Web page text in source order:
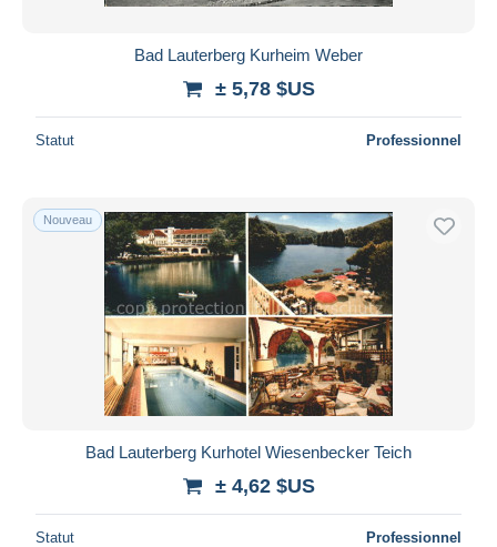
Bad Lauterberg Kurheim Weber
± 5,78 $US
Statut Professionnel
Nouveau
Bad Lauterberg Kurhotel Wiesenbecker Teich
± 4,62 $US
Statut Professionnel